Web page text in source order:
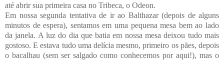
até abrir sua primeira casa no Tribeca, o Odeon.
Em nossa segunda tentativa de ir ao Balthazar (depois de alguns
minutos de espera), sentamos em uma pequena mesa bem ao lado
da janela. A luz do dia que batia em nossa mesa deixou tudo mais
gostoso. E estava tudo uma delícia mesmo, primeiro os pães, depois
o bacalhau (sem ser salgado como conhecemos por aqui!), mas o